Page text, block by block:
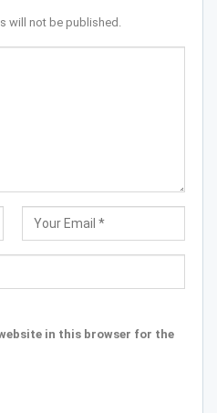
will not be published.
in this browser for the